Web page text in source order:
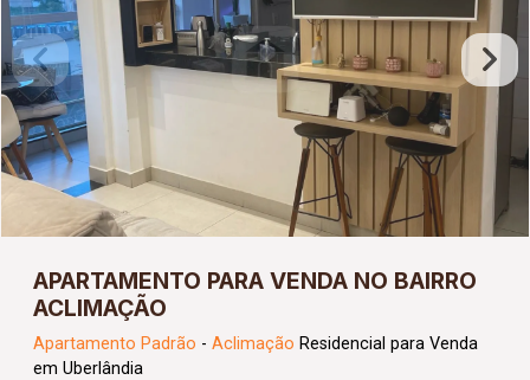
APARTAMENTO PARA VENDA NO BAIRRO
ACLIMAÇÃO
Apartamento Padrão - Aclimação Residencial para Venda
em Uberlândia